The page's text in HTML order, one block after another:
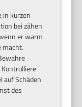
in kurzen
bei zähen
er warm
macht.
auf Schäden
des